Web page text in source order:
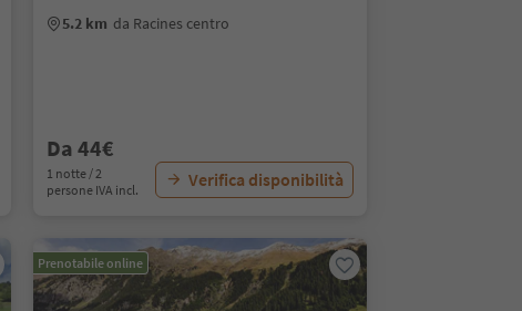
5.2 km da Racines centro
Da 44€
1 notte / 2
persone IVA incl.
Verifica disponibilità
Prenotabile online